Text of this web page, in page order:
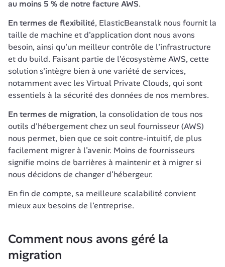
au moins 5 % de notre facture AWS.
En termes de flexibilité, ElasticBeanstalk nous fournit la
taille de machine et d'application dont nous avons
besoin, ainsi qu'un meilleur contrôle de l'infrastructure
et du build. Faisant partie de l'écosystème AWS, cette
solution s'intègre bien à une variété de services,
notamment avec les Virtual Private Clouds, qui sont
essentiels à la sécurité des données de nos membres.
En termes de migration, la consolidation de tous nos
outils d'hébergement chez un seul fournisseur (AWS)
nous permet, bien que ce soit contre-intuitif, de plus
facilement migrer à l’avenir. Moins de fournisseurs
signifie moins de barrières à maintenir et à migrer si
nous décidons de changer d’hébergeur.
En fin de compte, sa meilleure scalabilité convient
mieux aux besoins de l'entreprise.
Comment nous avons géré la
migration